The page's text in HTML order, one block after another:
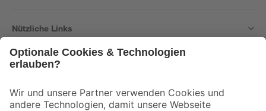
Nützliche Links
Der toom Newsletter: Keine Angebote und Aktionen mehr verpassen!